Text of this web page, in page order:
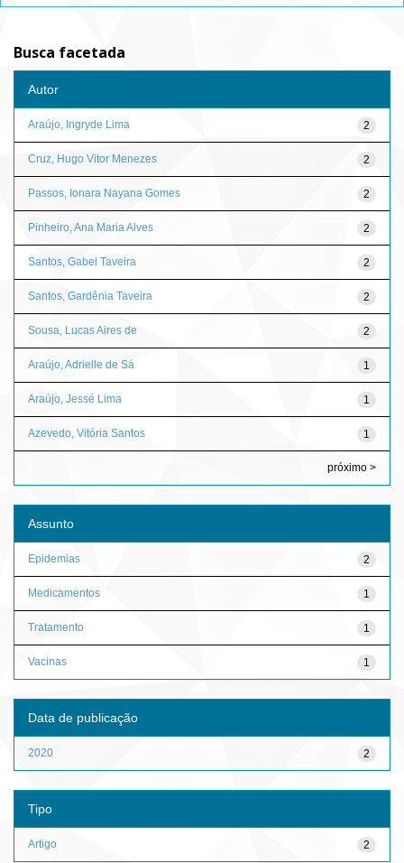
Busca facetada
Autor
2
Araújo, Ingryde Lima
2
Cruz, Hugo Vitor Menezes
2
Passos, Ionara Nayana Gomes
2
Pinheiro, Ana Maria Alves
2
Santos, Gabel Taveira
2
Santos, Gardênia Taveira
2
Sousa, Lucas Aires de
1
Araújo, Adrielle de Sá
1
Araújo, Jessé Lima
1
Azevedo, Vitória Santos
próximo >
Assunto
2
Epidemias
1
Medicamentos
1
Tratamento
1
Vacinas
Data de publicação
2
2020
Tipo
2
Artigo